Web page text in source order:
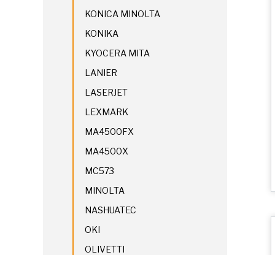
KONICA MINOLTA
KONIKA
KYOCERA MITA
LANIER
LASERJET
LEXMARK
MA4500FX
MA4500X
MC573
MINOLTA
NASHUATEC
OKI
OLIVETTI